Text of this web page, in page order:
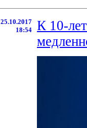
25.10.2017
18:54
К 10-